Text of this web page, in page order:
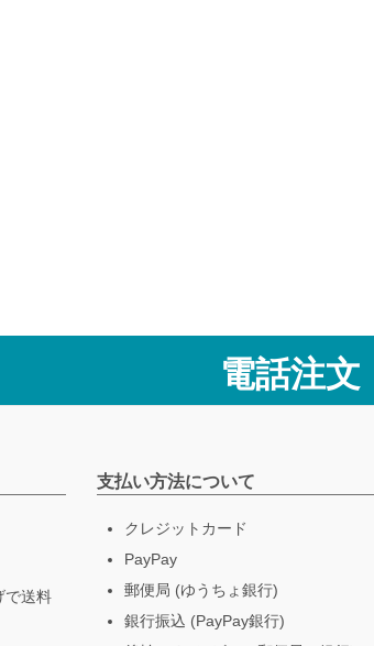
電話注文
で送料
支払い方法について
クレジットカード
PayPay
郵便局 (ゆうちょ銀行)
銀行振込 (PayPay銀行)